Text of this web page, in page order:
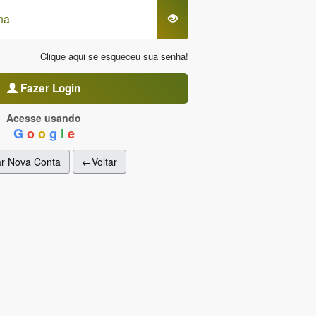
Clique aqui se esqueceu sua senha!
Fazer Login
Acesse usando
G o o g l e
Nova Conta ←Voltar